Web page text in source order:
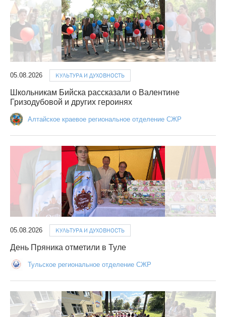
05.08.2026 КУЛЬТУРА И ДУХОВНОСТЬ
Школьникам Бийска рассказали о Валентине
Гризодубовой и других героинях
Алтайское краевое региональное отделение СЖР
05.08.2026 КУЛЬТУРА И ДУХОВНОСТЬ
День Пряника отметили в Туле
Тульское региональное отделение СЖР